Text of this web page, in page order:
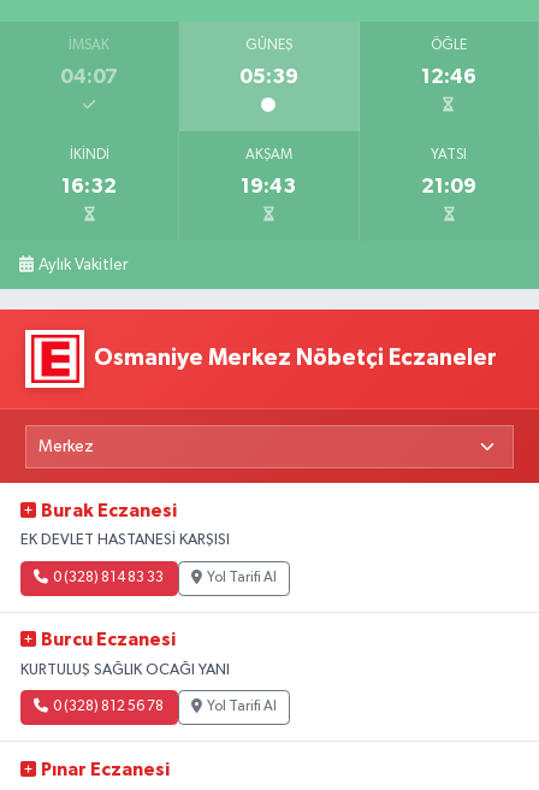
İMSAK
04:07
GÜNEŞ
05:39
ÖĞLE
12:46
İKINDI
16:32
AKŞAM
19:43
YATSI
21:09
Aylık Vakitler
Osmaniye Merkez Nöbetçi Eczaneler
Burak Eczanesi
EK DEVLET HASTANESİ KARŞISI
0 (328) 814 83 33 Yol Tarifi Al
Burcu Eczanesi
KURTULUŞ SAĞLIK OCAĞI YANI
0 (328) 812 56 78 Yol Tarifi Al
Pınar Eczanesi